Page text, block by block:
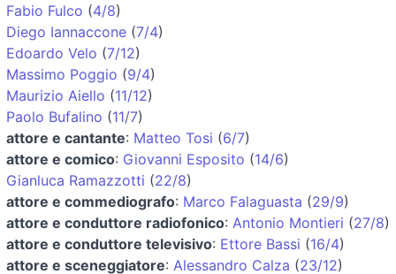
Fabio Fulco (4/8)
Diego Iannaccone (7/4)
Edoardo Velo (7/12)
Massimo Poggio (9/4)
Maurizio Aiello (11/12)
Paolo Bufalino (11/7)
attore e cantante: Matteo Tosi (6/7)
attore e comico: Giovanni Esposito (14/6)
Gianluca Ramazzotti (22/8)
attore e commediografo: Marco Falaguasta (29/9)
attore e conduttore radiofonico: Antonio Montieri (27/8)
attore e conduttore televisivo: Ettore Bassi (16/4)
attore e sceneggiatore: Alessandro Calza (23/12)